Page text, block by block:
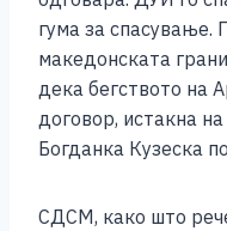
e
b
o
o
e
n
g
er
er
гума за спасување.
македонската
дека бегството на
договор, истакна
Богданка Кузеска
СДСМ, како што